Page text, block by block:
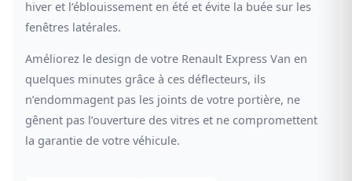
hiver et l’éblouissement en été et évite la buée sur les
fenêtres latérales.
Améliorez le design de votre Renault Express Van en
quelques minutes grâce à ces déflecteurs, ils
n’endommagent pas les joints de votre portière, ne
gênent pas l’ouverture des vitres et ne compromettent
la garantie de votre véhicule.